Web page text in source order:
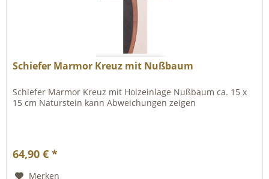
Schiefer Marmor Kreuz mit Nußbaum
Schiefer Marmor Kreuz mit Holzeinlage Nußbaum ca. 15 x
15 cm Naturstein kann Abweichungen zeigen
64,90 € *
Merken